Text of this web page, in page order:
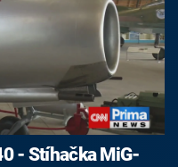
- Stíhačka MiG-